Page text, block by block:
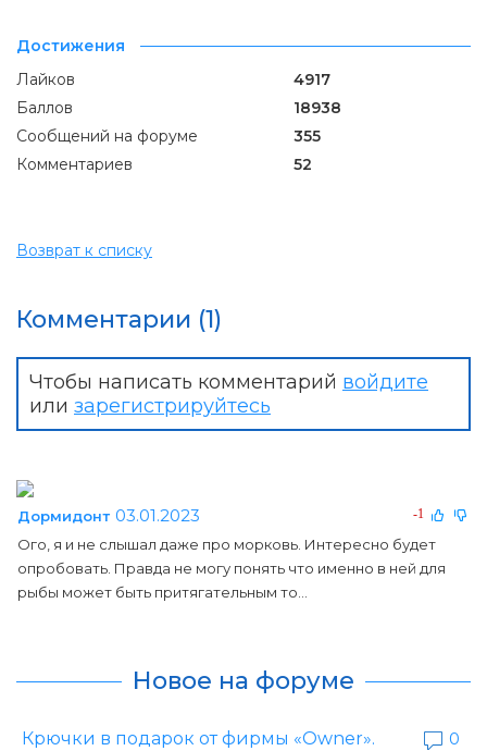
Достижения
Лайков
4917
Баллов
18938
Сообщений на форуме
355
Комментариев
52
Возврат к списку
Комментарии (1)
Чтобы написать комментарий войдите
или зарегистрируйтесь
-1
Дормидонт 03.01.2023
Ого, я и не слышал даже про морковь. Интересно будет
опробовать. Правда не могу понять что именно в ней для
рыбы может быть притягательным то...
Новое на форуме
Крючки в подарок от фирмы «Owner».
0